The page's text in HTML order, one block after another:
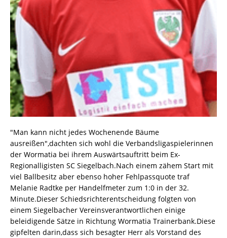
"Man kann nicht jedes Wochenende Bäume
ausreißen",dachten sich wohl die Verbandsligaspielerinnen
der Wormatia bei ihrem Auswärtsauftritt beim Ex-
Regionalligisten SC Siegelbach.Nach einem zähem Start mit
viel Ballbesitz aber ebenso hoher Fehlpassquote traf
Melanie Radtke per Handelfmeter zum 1:0 in der 32.
Minute.Dieser Schiedsrichterentscheidung folgten von
einem Siegelbacher Vereinsverantwortlichen einige
beleidigende Sätze in Richtung Wormatia Trainerbank.Diese
gipfelten darin,dass sich besagter Herr als Vorstand des